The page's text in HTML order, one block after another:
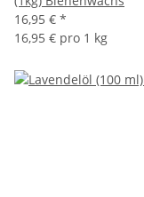
16,95 € *
16,95 € pro 1 kg